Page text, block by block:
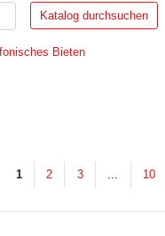
Bieten
1 2 3 ... 10